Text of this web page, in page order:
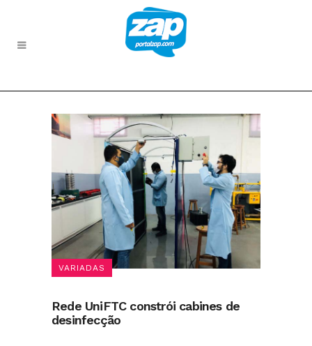
VARIADAS
Rede UniFTC constrói cabines de
desinfecção